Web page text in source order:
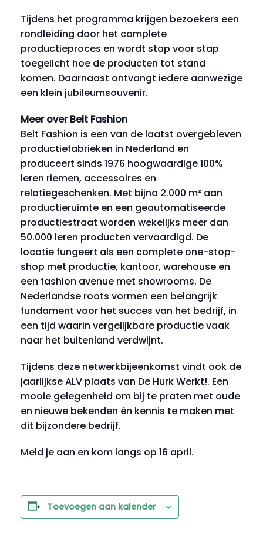
Tijdens het programma krijgen bezoekers een
rondleiding door het complete
productieproces en wordt stap voor stap
toegelicht hoe de producten tot stand
komen. Daarnaast ontvangt iedere aanwezige
een klein jubileumsouvenir.
Meer over Belt Fashion
Belt Fashion is een van de laatst overgebleven
productiefabrieken in Nederland en
produceert sinds 1976 hoogwaardige 100%
leren riemen, accessoires en
relatiegeschenken. Met bijna 2.000 m² aan
productieruimte en een geautomatiseerde
productiestraat worden wekelijks meer dan
50.000 leren producten vervaardigd. De
locatie fungeert als een complete one-stop-
shop met productie, kantoor, warehouse en
een fashion avenue met showrooms. De
Nederlandse roots vormen een belangrijk
fundament voor het succes van het bedrijf, in
een tijd waarin vergelijkbare productie vaak
naar het buitenland verdwijnt.
Tijdens deze netwerkbijeenkomst vindt ook de
jaarlijkse ALV plaats van De Hurk Werkt!. Een
mooie gelegenheid om bij te praten met oude
en nieuwe bekenden én kennis te maken met
dit bijzondere bedrijf.
Meld je aan en kom langs op 16 april.
Toevoegen aan kalender